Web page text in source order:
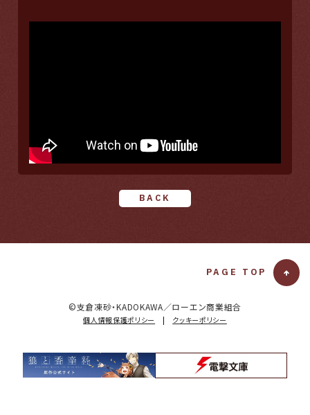
BACK
PAGE TOP
©支倉凍砂・KADOKAWA／ローエン商業組合
個人情報保護ポリシー | クッキーポリシー